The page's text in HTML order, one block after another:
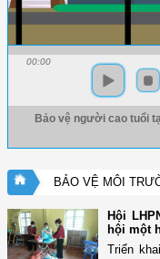
00:00
Bảo vệ người cao tuổi
BẢO VỆ MÔI
Hội
hội một
Triển